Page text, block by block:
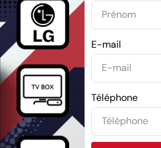
E-mail
Téléphone